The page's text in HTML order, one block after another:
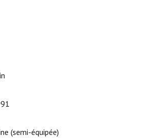
(semi-équipée)